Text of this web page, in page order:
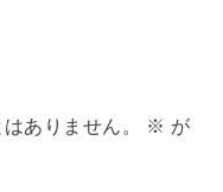
ありません。 ※ が